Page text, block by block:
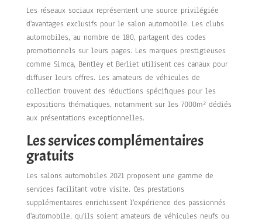
Les réseaux sociaux représentent une source privilégiée
d'avantages exclusifs pour le salon automobile. Les clubs
automobiles, au nombre de 180, partagent des codes
promotionnels sur leurs pages. Les marques prestigieuses
comme Simca, Bentley et Berliet utilisent ces canaux pour
diffuser leurs offres. Les amateurs de véhicules de
collection trouvent des réductions spécifiques pour les
expositions thématiques, notamment sur les 7000m² dédiés
aux présentations exceptionnelles.
Les services complémentaires
gratuits
Les salons automobiles 2021 proposent une gamme de
services facilitant votre visite. Ces prestations
supplémentaires enrichissent l'expérience des passionnés
d'automobile, qu'ils soient amateurs de véhicules neufs ou